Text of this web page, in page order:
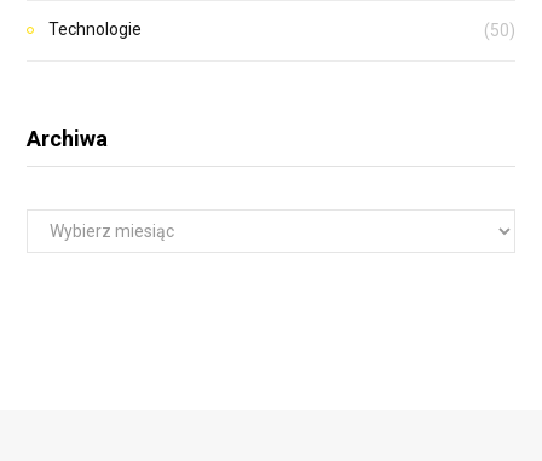
Technologie (50)
Archiwa
r